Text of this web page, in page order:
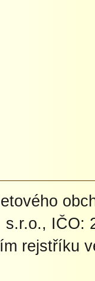
s.r.o., IČO:
rejstříku